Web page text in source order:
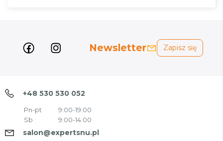
Newsletter Zapisz się
+48 530 530 052
Pn-pt
9:00-19:00
Sb
9:00-14:00
salon@expertsnu.pl